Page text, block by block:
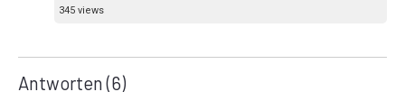
345 views
Antworten(6)